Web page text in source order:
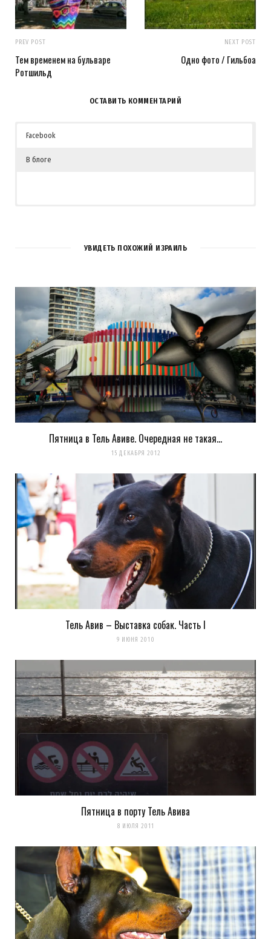
PREV POST
Тем временем на бульваре
Ротшильд
NEXT POST
Одно фото / Гильбоа
ОСТАВИТЬ КОММЕНТАРИЙ
Facebook
В блоге
3КОММЕНТАРИЯ
Averboukh Eugene
14 ЛЕТ AGO
REPLY
Обожаю Доберманов =)
Загрузка...
Evgeny Ko
Неет! Я первый обожаю доберманов!!! :) у меня даже там
кликуха была «Женя-доберман» и конечно же был Доберман
Загрузка...
Ты прав, нет других собак!!!…
Всему сообществу:
Кроме добермана НЕТ СОБАК!!!
Загрузка...
УВИДЕТЬ ПОХОЖИЙ ИЗРАИЛЬ
Пятница в Тель Авиве. Очередная не такая…
15 ДЕКАБРЯ 2012
Тель Авив – Выставка собак. Часть I
9 ИЮНЯ 2010
Пятница в порту Тель Авива
8 ИЮЛЯ 2011